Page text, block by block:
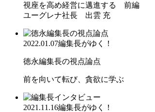
視座を高め経営に邁進する 前編
ユーグレナ社長 出雲 充
2022.01.07編集長がゆく！
徳永編集長の視点論点
前を向いて転び、貪欲に学ぶ
2021.11.16編集長がゆく！